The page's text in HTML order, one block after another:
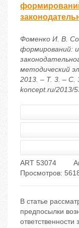
Фоменко И. В.
формирований:
методический
2013. – Т. 3. – С.
koncept.ru/2013/
ART 53074
Просмотров:
В статье
предпосылки
ответственности